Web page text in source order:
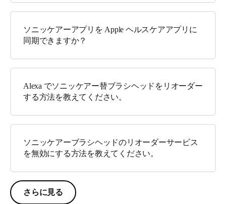
ソニッケアーアプリを Apple ヘルスケアアプリに
同期できますか？
Alexa でソニッケアー替ブラシヘッドをリオーダー
する方法を教えてください。
ソニッケアーブラシヘッドのリオーダーサービス
を無効にする方法を教えてください。
さらに見る